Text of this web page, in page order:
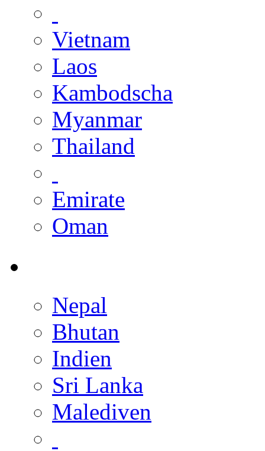
Vietnam
Laos
Kambodscha
Myanmar
Thailand
Emirate
Oman
Nepal
Bhutan
Indien
Sri Lanka
Malediven